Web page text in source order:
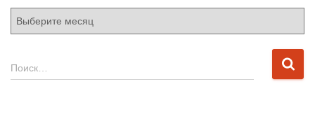
в
Н
а
Поиск…